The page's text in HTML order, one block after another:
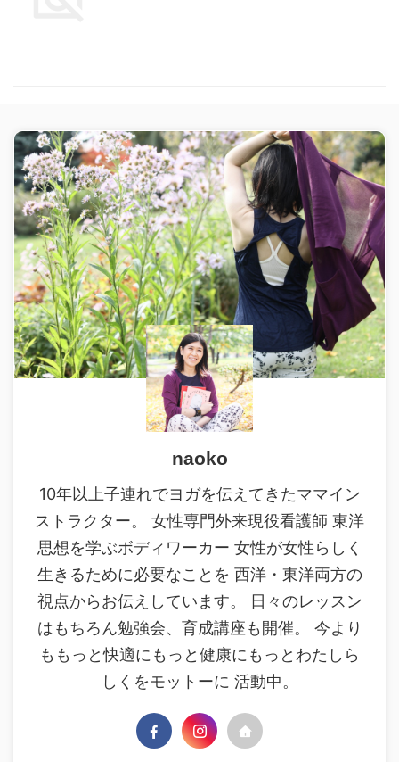
naoko
10年以上子連れでヨガを伝えてきたママイン
ストラクター。 女性専門外来現役看護師 東洋
思想を学ぶボディワーカー 女性が女性らしく
生きるために必要なことを 西洋・東洋両方の
視点からお伝えしています。 日々のレッスン
はもちろん勉強会、育成講座も開催。 今より
ももっと快適にもっと健康にもっとわたしら
しくをモットーに 活動中。